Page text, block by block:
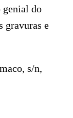
genial do
gravuras e
s/n,